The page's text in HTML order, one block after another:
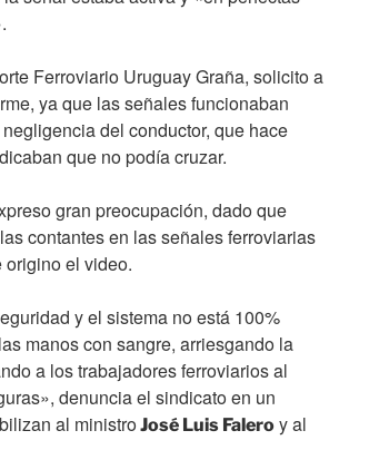
Ferroviario Uruguay Graña, solicito a
ya que las señales funcionaban
del conductor, que hace
que no podía cruzar.
gran preocupación, dado que
contantes en las señales ferroviarias
el video.
y el sistema no está 100%
manos con sangre, arriesgando la
a los trabajadores ferroviarios al
denuncia el sindicato en un
al ministroJosé Luis Falero y al